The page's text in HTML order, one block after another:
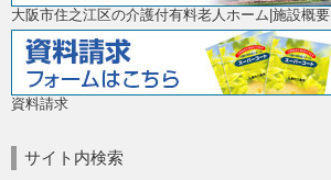
大阪市住之江区の介護付有料老人ホーム|施設概要
資料請求
サイト内検索